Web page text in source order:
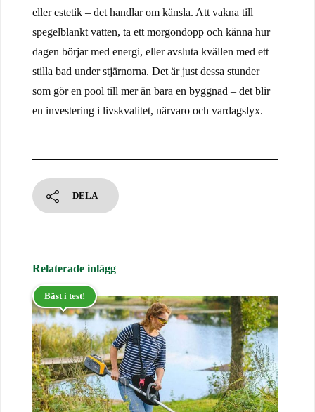
eller estetik – det handlar om känsla. Att vakna till
spegelblankt vatten, ta ett morgondopp och känna hur
dagen börjar med energi, eller avsluta kvällen med ett
stilla bad under stjärnorna. Det är just dessa stunder
som gör en pool till mer än bara en byggnad – det blir
en investering i livskvalitet, närvaro och vardagslyx.
DELA
Relaterade inlägg
Bäst i test!